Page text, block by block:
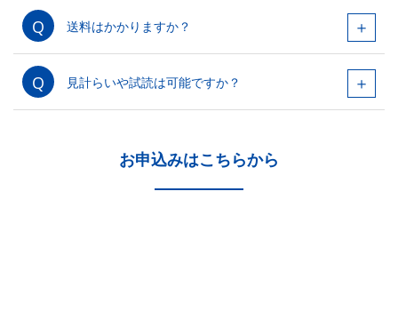
送料はかかりますか？
見計らいや試読は可能ですか？
お申込みはこちらから